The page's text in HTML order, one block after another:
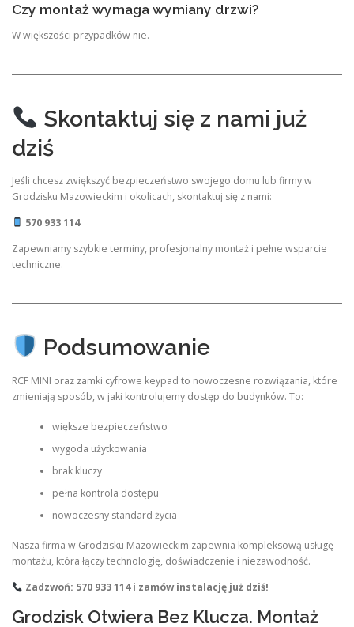
Czy montaż wymaga wymiany drzwi?
W większości przypadków nie.
Skontaktuj się z nami już
dziś
Jeśli chcesz zwiększyć bezpieczeństwo swojego domu lub firmy w
Grodzisku Mazowieckim i okolicach, skontaktuj się z nami:
570 933 114
Zapewniamy szybkie terminy, profesjonalny montaż i pełne wsparcie
techniczne.
Podsumowanie
RCF MINI oraz zamki cyfrowe keypad to nowoczesne rozwiązania, które
zmieniają sposób, w jaki kontrolujemy dostęp do budynków. To:
większe bezpieczeństwo
wygoda użytkowania
brak kluczy
pełna kontrola dostępu
nowoczesny standard życia
Nasza firma w Grodzisku Mazowieckim zapewnia kompleksową usługę
montażu, która łączy technologię, doświadczenie i niezawodność.
Zadzwoń: 570 933 114 i zamów instalację już dziś!
Grodzisk Otwiera Bez Klucza. Montaż